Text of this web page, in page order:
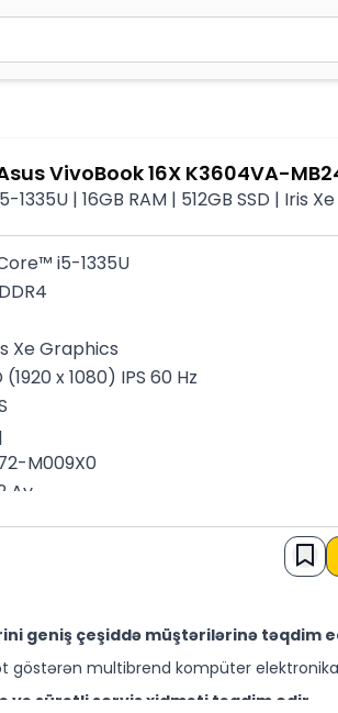
Enter düyməsini basın və ya
VivoBook 16X K3604VA-
1335U | 16GB RAM | 512GB SSD | Iris Xe
i5-1335U
Xe Graphics
(1920 x 1080) IPS 60 Hz
M009X0
Ay
geniş çeşiddə müştərilərinə təqdim
göstərən multibrend kompüter
və sürətli servis xidməti təqdim edir.